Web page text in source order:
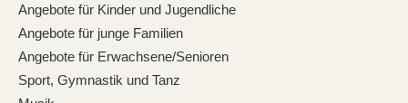
Angebote für Kinder und Jugendliche
Angebote für junge Familien
Angebote für Erwachsene/Senioren
Sport, Gymnastik und Tanz